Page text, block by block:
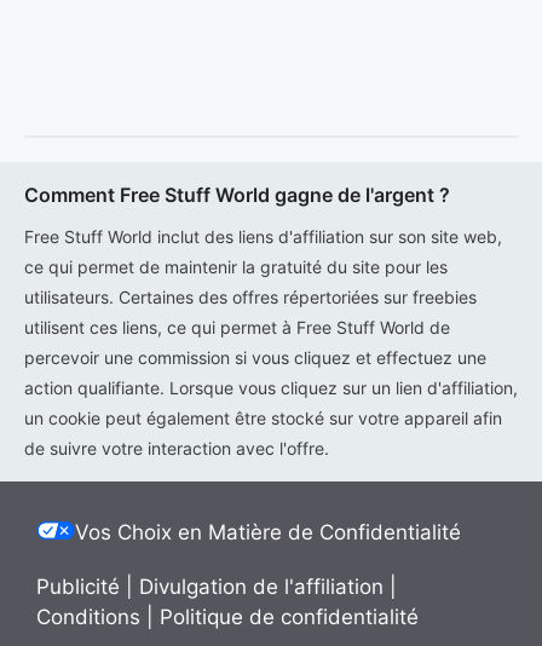
Comment Free Stuff World gagne de l'argent ?
Free Stuff World inclut des liens d'affiliation sur son site web,
ce qui permet de maintenir la gratuité du site pour les
utilisateurs. Certaines des offres répertoriées sur freebies
utilisent ces liens, ce qui permet à Free Stuff World de
percevoir une commission si vous cliquez et effectuez une
action qualifiante. Lorsque vous cliquez sur un lien d'affiliation,
un cookie peut également être stocké sur votre appareil afin
de suivre votre interaction avec l'offre.
Vos Choix en Matière de Confidentialité
Publicité Divulgation de l'affiliation
Conditions
Politique de confidentialité